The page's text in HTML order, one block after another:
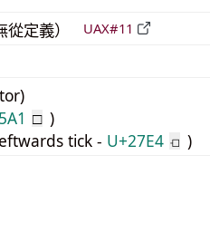
定義） UAX#11
□ )
tick - U+27E4 ⟤ )